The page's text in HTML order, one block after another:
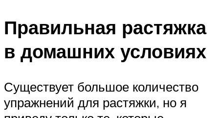
Правильная растяжка
в домашних условиях
Существует большое количество
упражнений для растяжки, но я